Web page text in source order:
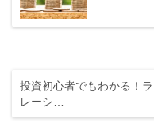
投資初心者でもわかる！
レーシ…